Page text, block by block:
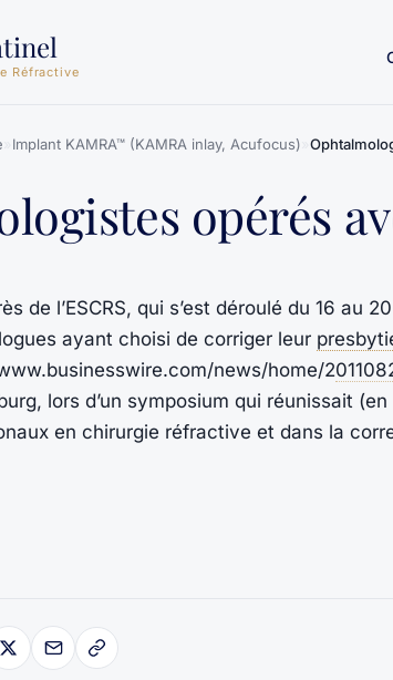
Réfractive
Implant KAMRA™ (KAMRA inlay, Acufocus)
opérés
de l’ESCRS, qui s’est déroulé du 16 au
ayant choisi de corriger leur
news/home/2
lors d’un symposium qui réunissait
en chirurgie réfractive et dans la